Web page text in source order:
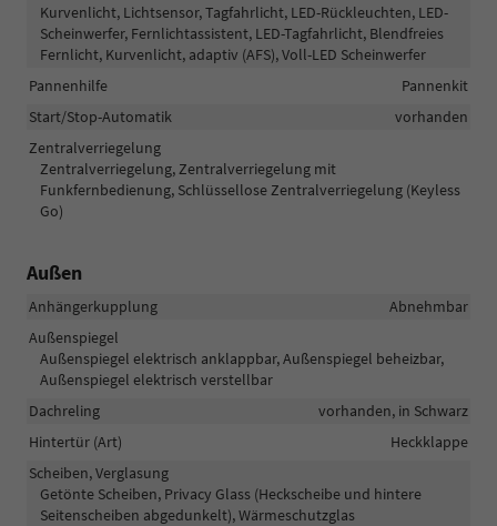
Kurvenlicht, Lichtsensor, Tagfahrlicht, LED-Rückleuchten, LED-
Scheinwerfer, Fernlichtassistent, LED-Tagfahrlicht, Blendfreies
Fernlicht, Kurvenlicht, adaptiv (AFS), Voll-LED Scheinwerfer
Pannenhilfe
Pannenkit
Start/Stop-Automatik
vorhanden
Zentralverriegelung
Zentralverriegelung, Zentralverriegelung mit
Funkfernbedienung, Schlüssellose Zentralverriegelung (Keyless
Go)
Außen
Anhängerkupplung
Abnehmbar
Außenspiegel
Außenspiegel elektrisch anklappbar, Außenspiegel beheizbar,
Außenspiegel elektrisch verstellbar
Dachreling
vorhanden, in Schwarz
Hintertür (Art)
Heckklappe
Scheiben, Verglasung
Getönte Scheiben, Privacy Glass (Heckscheibe und hintere
Seitenscheiben abgedunkelt), Wärmeschutzglas